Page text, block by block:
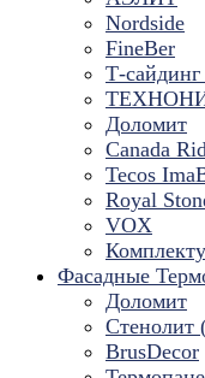
Nordside
FineBer
Т-сайдинг
Доломит
Canada
Tecos
Royal
VOX
Фасадные
Доломит
Стенолит
BrusDecor